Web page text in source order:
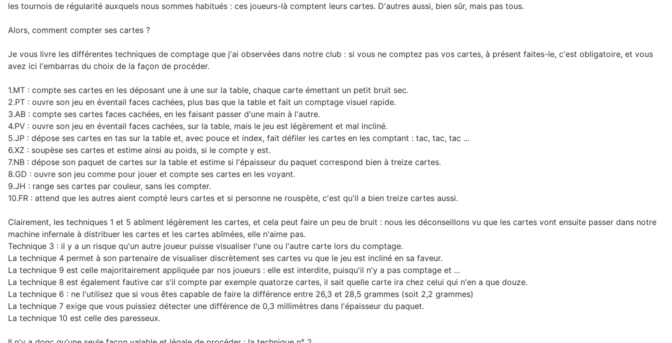
les tournois de régularité auxquels nous sommes habitués : ces joueurs-là comptent leurs cartes. D'autres aussi, bien sûr, mais pas tous.
Alors, comment compter ses cartes ?
Je vous livre les différentes techniques de comptage que j'ai observées dans notre club : si vous ne comptez pas vos cartes, à présent faites-le, c'est obligatoire, et vous
avez ici l'embarras du choix de la façon de procéder.
1.MT : compte ses cartes en les déposant une à une sur la table, chaque carte émettant un petit bruit sec.
2.PT : ouvre son jeu en éventail faces cachées, plus bas que la table et fait un comptage visuel rapide.
3.AB : compte ses cartes faces cachées, en les faisant passer d'une main à l'autre.
4.PV : ouvre son jeu en éventail faces cachées, sur la table, mais le jeu est légèrement et mal incliné.
5.JP : dépose ses cartes en tas sur la table et, avec pouce et index, fait défiler les cartes en les comptant : tac, tac, tac ...
6.XZ : soupèse ses cartes et estime ainsi au poids, si le compte y est.
7.NB : dépose son paquet de cartes sur la table et estime si l'épaisseur du paquet correspond bien à treize cartes.
8.GD : ouvre son jeu comme pour jouer et compte ses cartes en les voyant.
9.JH : range ses cartes par couleur, sans les compter.
10.FR : attend que les autres aient compté leurs cartes et si personne ne rouspète, c'est qu'il a bien treize cartes aussi.
Clairement, les techniques 1 et 5 abîment légèrement les cartes, et cela peut faire un peu de bruit : nous les déconseillons vu que les cartes vont ensuite passer dans notre
machine infernale à distribuer les cartes et les cartes abîmées, elle n'aime pas.
Technique 3 : il y a un risque qu'un autre joueur puisse visualiser l'une ou l'autre carte lors du comptage.
La technique 4 permet à son partenaire de visualiser discrètement ses cartes vu que le jeu est incliné en sa faveur.
La technique 9 est celle majoritairement appliquée par nos joueurs : elle est interdite, puisqu'il n'y a pas comptage et ...
La technique 8 est également fautive car s'il compte par exemple quatorze cartes, il sait quelle carte ira chez celui qui n'en a que douze.
La technique 6 : ne l'utilisez que si vous êtes capable de faire la différence entre 26,3 et 28,5 grammes (soit 2,2 grammes)
La technique 7 exige que vous puissiez détecter une différence de 0,3 millimètres dans l'épaisseur du paquet.
La technique 10 est celle des paresseux.